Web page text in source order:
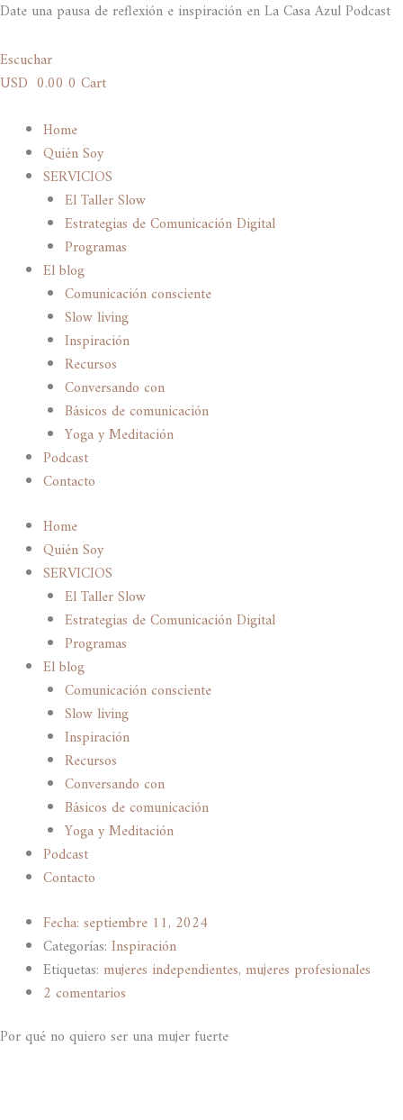
Ir
contenido
Date una pausa de reflexión e inspiración en La Casa Azul Podcast
Escuchar
USD 0.00 0 Cart
Home
Quién Soy
SERVICIOS
El Taller Slow
Estrategias de Comunicación Digital
Programas
El blog
Comunicación consciente
Slow living
Inspiración
Recursos
Conversando con
Básicos de comunicación
Yoga y Meditación
Podcast
Contacto
Home
Quién Soy
SERVICIOS
El Taller Slow
Estrategias de Comunicación Digital
Programas
El blog
Comunicación consciente
Slow living
Inspiración
Recursos
Conversando con
Básicos de comunicación
Yoga y Meditación
Podcast
Contacto
Fecha: septiembre 11, 2024
Categorías: Inspiración
Etiquetas: mujeres independientes, mujeres profesionales
2 comentarios
Por qué no quiero ser una mujer fuerte